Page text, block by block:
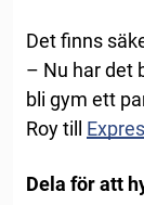
Det finns
– Nu har det
bli gym ett
Roy till
Dela för att